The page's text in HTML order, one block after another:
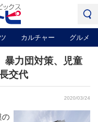
カルチャー グルメ
力団対策、児童
交代
2020/03/24
の